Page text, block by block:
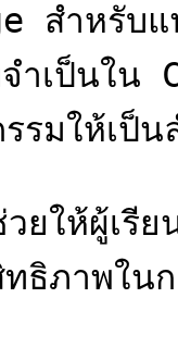
สำหรับแ
จำเป็นใ
รมให้เป็
ยให้ผู้เรี